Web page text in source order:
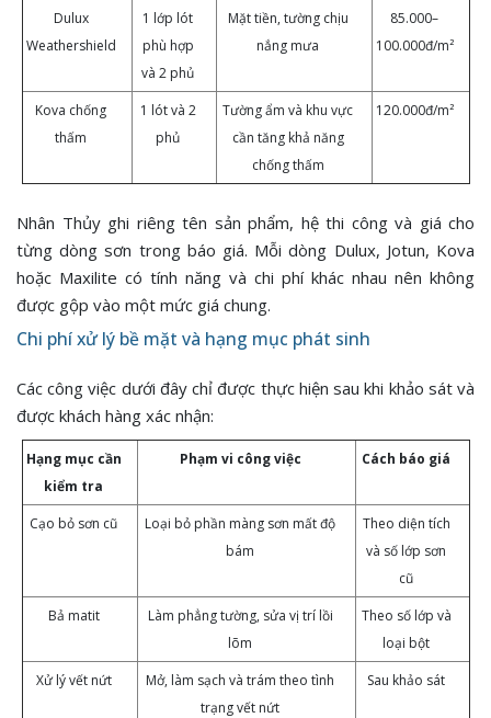
Dulux
Weathershield
1 lớp lót
phù hợp
và 2 phủ
Mặt tiền, tường chịu
nắng mưa
85.000–
100.000đ/m²
Kova chống
thấm
1 lót và 2
phủ
Tường ẩm và khu vực
cần tăng khả năng
chống thấm
120.000đ/m²
Nhân Thủy ghi riêng tên sản phẩm, hệ thi công và giá cho
từng dòng sơn trong báo giá. Mỗi dòng Dulux, Jotun, Kova
hoặc Maxilite có tính năng và chi phí khác nhau nên không
được gộp vào một mức giá chung.
Chi phí xử lý bề mặt và hạng mục phát sinh
Các công việc dưới đây chỉ được thực hiện sau khi khảo sát và
được khách hàng xác nhận:
Hạng mục cần
kiểm tra
Phạm vi công việc Cách báo giá
Cạo bỏ sơn cũ
Loại bỏ phần màng sơn mất độ
bám
Theo diện tích
và số lớp sơn
cũ
Bả matit
Làm phẳng tường, sửa vị trí lồi
lõm
Theo số lớp và
loại bột
Xử lý vết nứt
Mở, làm sạch và trám theo tình
trạng vết nứt
Sau khảo sát